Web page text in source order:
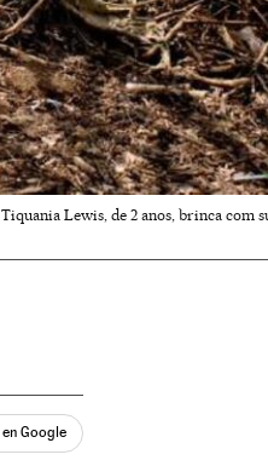
Tiquania Lewis, de 2 anos, brinca com
Google